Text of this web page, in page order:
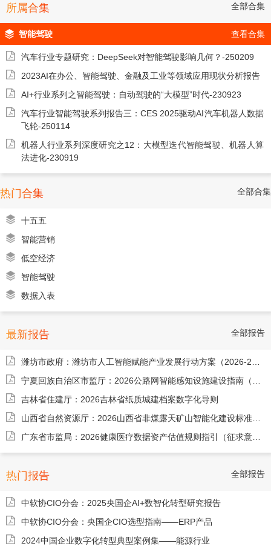
所属合集 全部合集
智能驾驶 查看合集
汽车行业专题研究：DeepSeek对智能驾驶影响几何？-250209
2023AI在办公、智能驾驶、金融及工业等领域应用现状分析报告
AI+行业系列之智能驾驶：自动驾驶的“大模型”时代-230923
汽车行业智能驾驶系列报告三：CES 2025驱动AI汽车机器人数据
飞轮-250114
机器人行业系列深度研究之12：大模型迭代智能驾驶、机器人算
法进化-230919
热门合集 全部合集
十五五
智能营销
低空经济
智能驾驶
数据入表
最新报告 全部报告
吉林省住建厅：2026吉林省纸质城建档案数字化导则
热门报告 全部报告
中软协CIO分会：2025央国企AI+数智化转型研究报告
中软协CIO分会：央国企CIO选型指南——ERP产品
2024中国企业数字化转型典型案例集——能源行业